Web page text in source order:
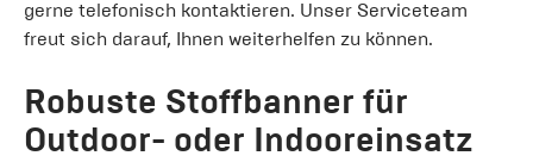
gerne telefonisch kontaktieren. Unser Serviceteam
freut sich darauf, Ihnen weiterhelfen zu können.
Robuste Stoffbanner für
Outdoor- oder Indooreinsatz